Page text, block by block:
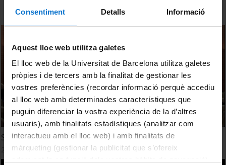
Consentiment Detalls Informació
Aquest lloc web utilitza galetes
El lloc web de la Universitat de Barcelona utilitza galetes
pròpies i de tercers amb la finalitat de gestionar les
vostres preferències (recordar informació perquè accediu
al lloc web amb determinades característiques que
puguin diferenciar la vostra experiència de la d’altres
usuaris), amb finalitats estadístiques (analitzar com
interactueu amb el lloc web) i amb finalitats de
màrqueting (gestionar la publicitat que s’ofereix
Simposi CIDUI 2017. Benvinguda Institucional
25 maig, 2017